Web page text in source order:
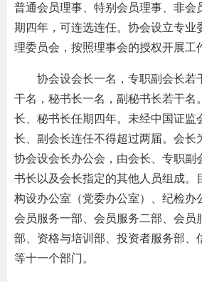
普通会员理事、特别会员理事、非会
期四年，可连选连任。协会设立专业
理委员会，按照理事会的授权开展工
协会设会长一名，专职副会长若
干名，秘书长一名，副秘书长若干名
长、秘书长任期四年。未经中国证监
长、副会长连任不得超过两届。会长
协会设会长办公会，由会长、专职副
书长以及会长指定的其他人员组成。
构设办公室（党委办公室）、纪检办
会员服务一部、会员服务二部、会员
部、资格与培训部、投资者服务部、
等十一个部门。
渠
道